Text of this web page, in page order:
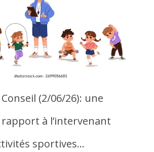
(2/06/26): une
à l’intervenant
sportives…